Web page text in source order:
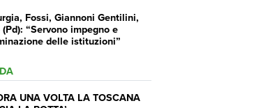
Fossi, Giannoni Gentilini,
“Servono impegno e
delle istituzioni”
UNA VOLTA LA TOSCANA